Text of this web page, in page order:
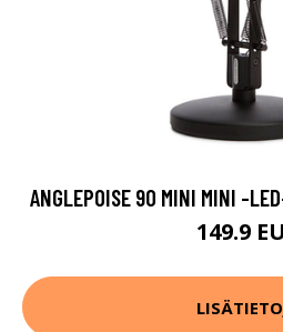
ANGLEPOISE 90 MINI MINI -
149.9